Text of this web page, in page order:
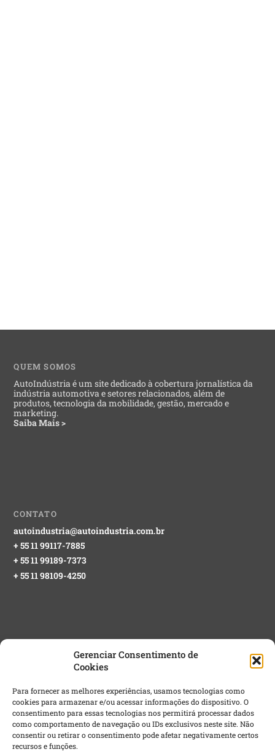
Gerenciar Consentimento de
Cookies
Para fornecer as melhores experiências, usamos tecnologias como
cookies para armazenar e/ou acessar informações do dispositivo. O
consentimento para essas tecnologias nos permitirá processar dados
como comportamento de navegação ou IDs exclusivos neste site. Não
consentir ou retirar o consentimento pode afetar negativamente certos
recursos e funções.
QUEM SOMOS
AutoIndústria é um site dedicado à cobertura jornalística da
indústria automotiva e setores relacionados, além de
produtos, tecnologia da mobilidade, gestão, mercado e
marketing.
Saiba Mais >
CONTATO
autoindustria@autoindustria.com.br
+ 55 11 99117-7885
+ 55 11 99189-7373
+ 55 11 98109-4250
Email*